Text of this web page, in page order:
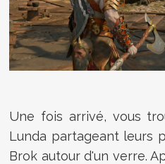
Une fois arrivé, vous
Lunda partageant leurs
Brok autour d'un verre.